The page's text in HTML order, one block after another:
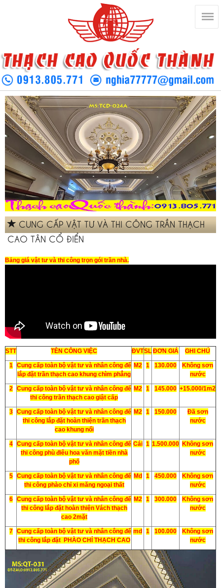
CUNG CẤP VẬT TƯ VÀ THI CÔNG TRẦN THẠCH
CAO TÂN CỔ ĐIỂN
Bảng giá vật tư và thi công trọn gói trần nhà.
STT TÊN CÔNG VIỆC ĐVTSL ĐƠN GIÁ GHI CHÚ
1
Cung cấp toàn bộ vật tư và nhân công để
lắp đặt trần thạch cao khung chìm phẳng
M2 1 130.000
Không sơn
nước
2
Cung cấp toàn bộ vật tư và nhân công để
thi công trần thạch cao giật cấp
M2 1 145.000 +15.000/1m2
3
Cung cấp toàn bộ vật tư và nhân công để
thi công lắp đặt hoàn thiện trần thạch
cao khung nổi
M2 1 150.000
Đã sơn
nước
4
Cung cấp toàn bộ vật tư và nhân công để
thi công phù điêu hoa văn mặt tiền nhà
phố
Cái 1 1.500.000 Không sơn
nước
5
Cung cấp toàn bộ vật tư và nhân công để
thi công phào chỉ xi măng ngoại thất
Md 1 450.000
Không sơn
nước
6
Cung cấp toàn bộ vật tư và nhân công để
thi công lắp đặt hoàn thiện Vách thạch
cao 2mặt
M2 1 300.000
Không sơn
nước
7
Cung cấp toàn bộ vật tư và nhân công để
thi công lắp đặt PHÀO CHỈ THẠCH CAO
md 1 100.000
Không sơn
nước